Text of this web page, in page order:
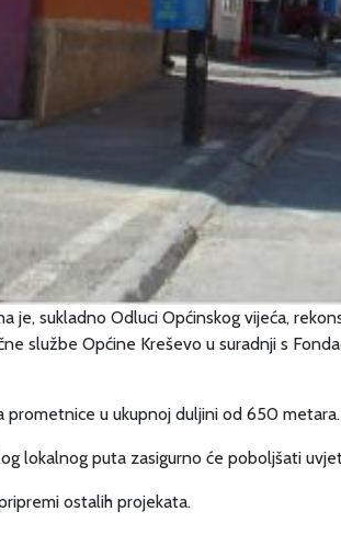
je, sukladno Odluci Općinskog vijeća,
službe Općine Kreševo u suradnji s
u ukupnoj duljini od 650 metara.
lokalnog puta zasigurno će poboljšati
ostalih projekata.